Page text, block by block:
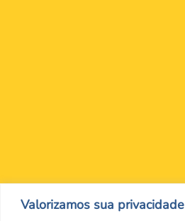
Valorizamos sua privacidade